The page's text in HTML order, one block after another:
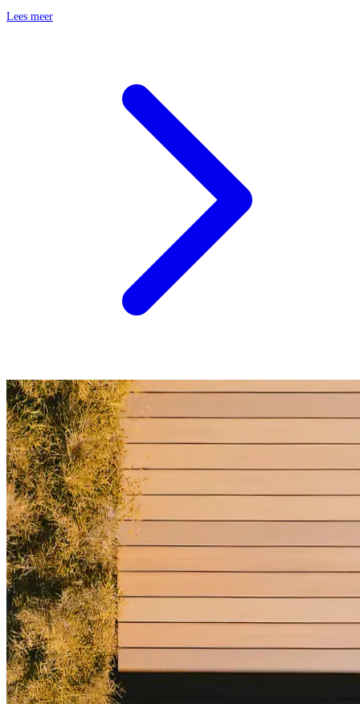
Lees meer